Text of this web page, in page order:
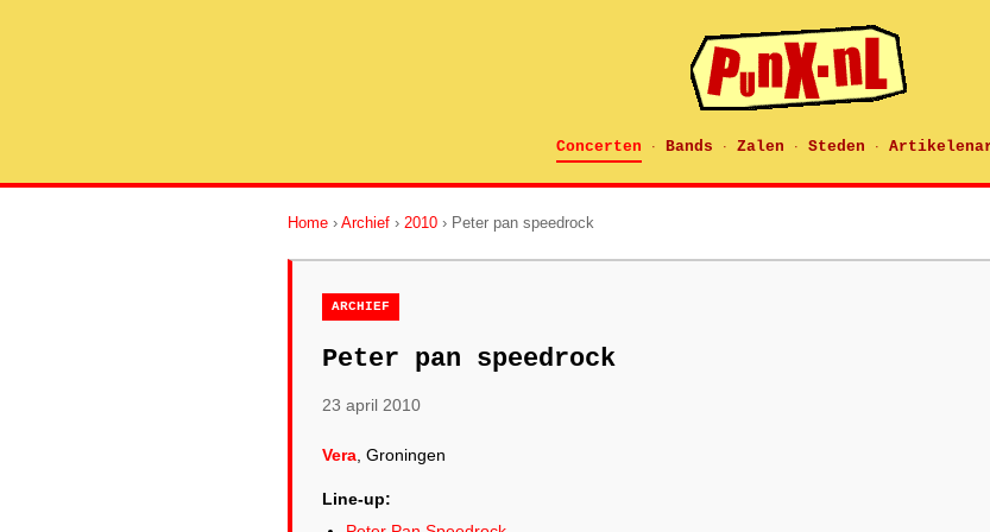
Concerten · Bands · Zalen · Steden ·
Home › Archief › 2010 › Peter pan speedrock
ARCHIEF
Peter pan speedrock
23 april 2010
Vera , Groningen
Line-up: